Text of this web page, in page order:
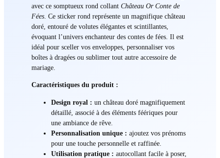
avec ce somptueux rond collant Château Or Conte de
Fées. Ce sticker rond représente un magnifique château
doré, entouré de volutes élégantes et scintillantes,
évoquant l’univers enchanteur des contes de fées. Il est
idéal pour sceller vos enveloppes, personnaliser vos
boîtes à dragées ou sublimer tout autre accessoire de
mariage.
Caractéristiques du produit :
Design royal : un château doré magnifiquement
détaillé, associé à des éléments féériques pour
une ambiance de rêve.
Personnalisation unique : ajoutez vos prénoms
pour une touche personnelle et raffinée.
Utilisation pratique : autocollant facile à poser,